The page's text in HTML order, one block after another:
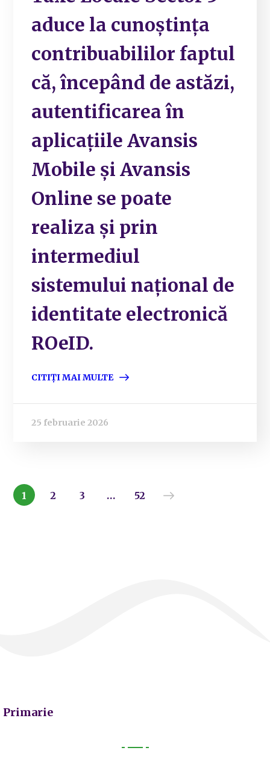
aduce la cunoștința
contribuabililor faptul
că, începând de astăzi,
autentificarea în
aplicațiile Avansis
Mobile și Avansis
Online se poate
realiza și prin
intermediul
sistemului național de
identitate electronică
ROeID.
CITIȚI MAI MULTE
25 februarie 2026
1 2 3 … 52
Primarie